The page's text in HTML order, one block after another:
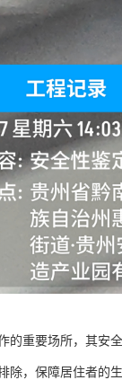
的重要场所，其安
除，保障居住者的生